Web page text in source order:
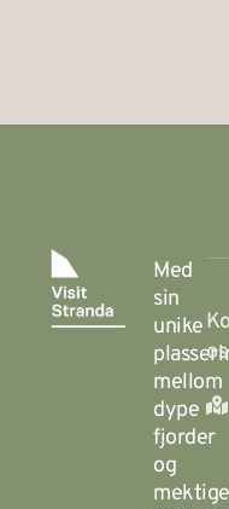
Med
sin
unike
mellom
dype
fjorder
og
mektige